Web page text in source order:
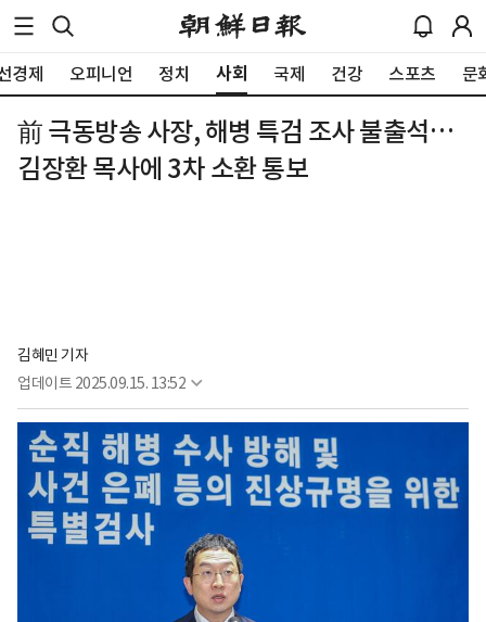
경제 오피니언 정치 사회 국제 건강 스포츠 문
前 극동방송 사장, 해병 특검 조사 불출석…
김장환 목사에 3차 소환 통보
김혜민 기자
업데이트 2025.09.15. 13:52